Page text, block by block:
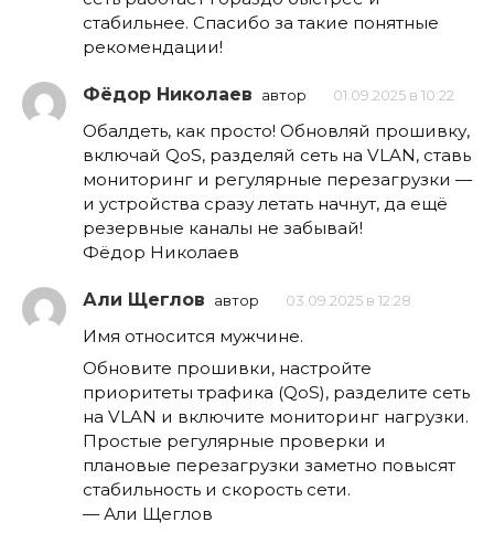
стабильнее. Спасибо за такие понятные
рекомендации!
Фёдор Николаев автор 01.09.2025 в 10:22
Обалдеть, как просто! Обновляй прошивку,
включай QoS, разделяй сеть на VLAN, ставь
мониторинг и регулярные перезагрузки —
и устройства сразу летать начнут, да ещё
резервные каналы не забывай!
Фёдор Николаев
Али Щеглов автор 03.09.2025 в 12:28
Имя относится мужчине.
Обновите прошивки, настройте
приоритеты трафика (QoS), разделите сеть
на VLAN и включите мониторинг нагрузки.
Простые регулярные проверки и
плановые перезагрузки заметно повысят
стабильность и скорость сети.
— Али Щеглов